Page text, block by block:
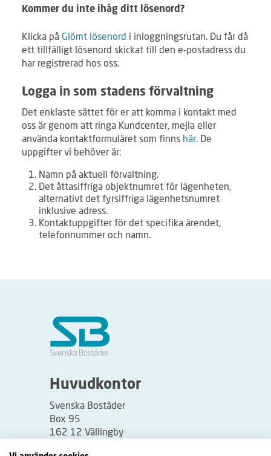
Kommer du inte ihåg ditt lösenord?
Klicka på Glömt lösenord i inloggningsrutan. Du får då
ett tillfälligt lösenord skickat till den e-postadress du
har registrerad hos oss.
Logga in som stadens förvaltning
Det enklaste sättet för er att komma i kontakt med
oss är genom att ringa Kundcenter, mejla eller
använda kontaktformuläret som finns här. De
uppgifter vi behöver är:
Namn på aktuell förvaltning.
Det åttasiffriga objektnumret för lägenheten,
alternativt det fyrsiffriga lägenhetsnumret
inklusive adress.
Kontaktuppgifter för det specifika ärendet,
telefonnummer och namn.
Huvudkontor
Svenska Bostäder
Box 95
162 12 Vällingby